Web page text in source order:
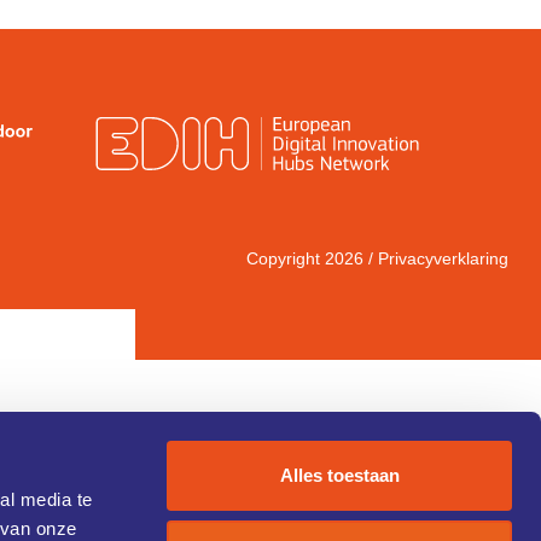
media te
onze
Alles toestaan
Copyright 2026 / Privacyverklaring
1)